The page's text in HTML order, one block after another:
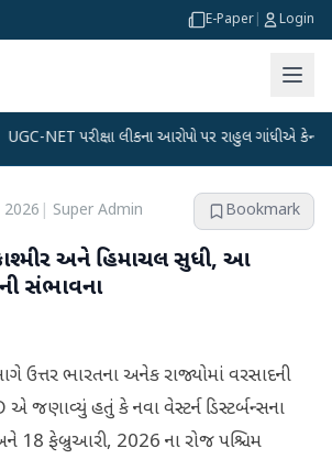
E-Paper Login
પરીક્ષા લીકના આરોપો પર રાહુલ ગાંધીએ કેન્દ્ર પર પ્રહાર
2026 Super Admin Bookmark
કાશ્મીર અને હિમાચલ સુધી, આ
સંભાવના
ઉત્તર ભારતના અનેક રાજ્યોમાં વરસાદની
જણાવ્યું હતું કે નવા વેસ્ટર્ન ડિસ્ટર્બન્સના
18 ફેબ્રુઆરી, 2026 ના રોજ પશ્ચિમ